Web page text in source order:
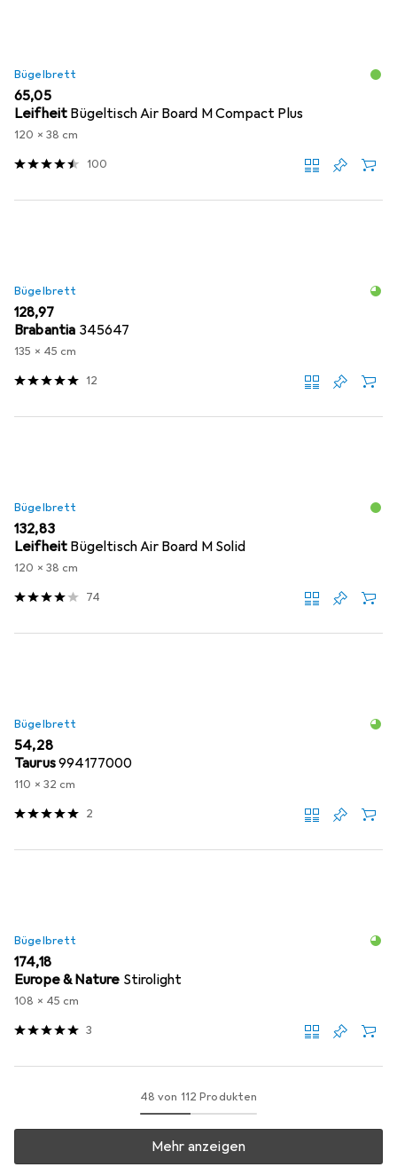
Bügelbrett
EUR
65,05
Leifheit Bügeltisch Air Board M Compact Plus
120 x 38 cm
100
Bügelbrett
EUR
128,97
Brabantia 345647
135 x 45 cm
12
Bügelbrett
EUR
132,83
Leifheit Bügeltisch Air Board M Solid
120 x 38 cm
74
Bügelbrett
EUR
54,28
Taurus994177000
110 x 32 cm
2
Bügelbrett
EUR
174,18
Europe & Nature Stirolight
108 x 45 cm
3
48 von 112 Produkten
Mehr anzeigen